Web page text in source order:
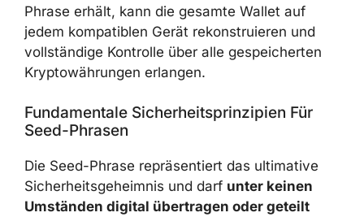
Phrase erhält, kann die gesamte Wallet auf
jedem kompatiblen Gerät rekonstruieren und
vollständige Kontrolle über alle gespeicherten
Kryptowährungen erlangen.
Fundamentale Sicherheitsprinzipien Für
Seed-Phrasen
Die Seed-Phrase repräsentiert das ultimative
Sicherheitsgeheimnis und darf unter keinen
Umständen digital übertragen oder geteilt